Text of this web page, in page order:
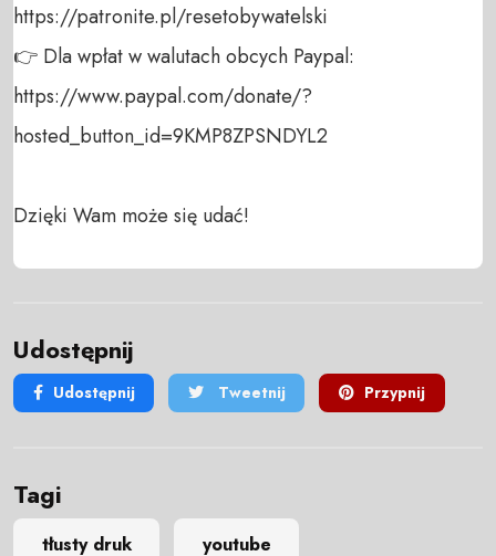
https://patronite.pl/resetobywatelski
👉 Dla wpłat w walutach obcych Paypal:
https://www.paypal.com/donate/?
hosted_button_id=9KMP8ZPSNDYL2
Dzięki Wam może się udać!
Udostępnij
Udostępnij Tweetnij Przypnij
Tagi
tłusty druk youtube